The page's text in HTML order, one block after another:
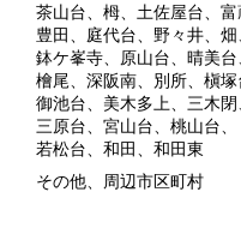
茶山台、栂、土佐屋台、富
豊田、庭代台、野々井、畑
鉢ケ峯寺、原山台、晴美台
檜尾、深阪南、別所、槇塚
御池台、美木多上、三木閉
三原台、宮山台、桃山台、
若松台、和田、和田東
その他、周辺市区町村